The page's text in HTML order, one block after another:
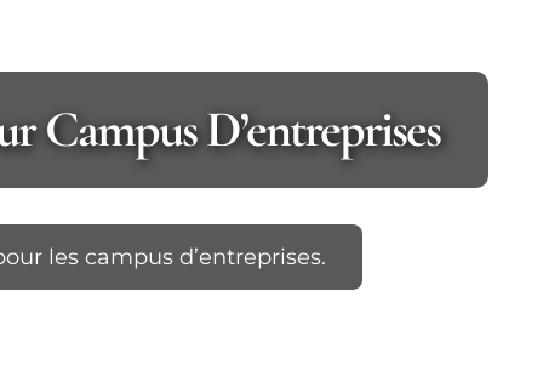
Campus D’entreprises
les campus d’entreprises.